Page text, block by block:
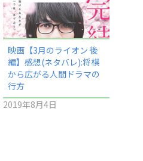
映画【3月のライオン 後
編】感想(ネタバレ):将棋
から広がる人間ドラマの
行方
2019年8月4日